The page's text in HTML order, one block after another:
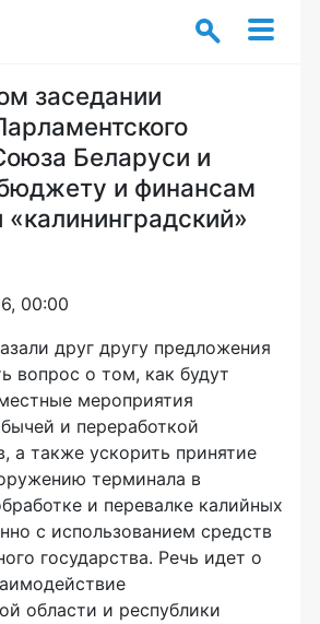
заседании
Беларуси и
и финансам
00:00
друг другу предложения
вопрос о том, как будут
мероприятия
и переработкой
а также ускорить принятие
терминала в
и перевалке калийных
с использованием средств
государства. Речь идет о
области и республики